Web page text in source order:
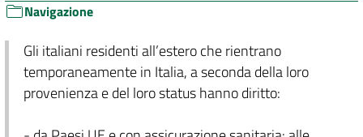
Navigazione
Gli italiani residenti all’estero che rientrano
temporaneamente in Italia, a seconda della loro
provenienza e del loro status hanno diritto: